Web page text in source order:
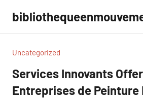
contenu
Uncategorized
Services Innovants
Entreprises de Peinture